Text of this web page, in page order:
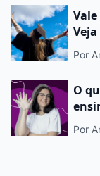
Por
O
Por